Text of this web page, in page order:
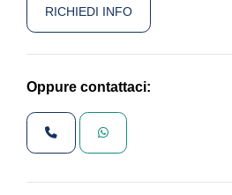
RICHIEDI INFO
Oppure contattaci: